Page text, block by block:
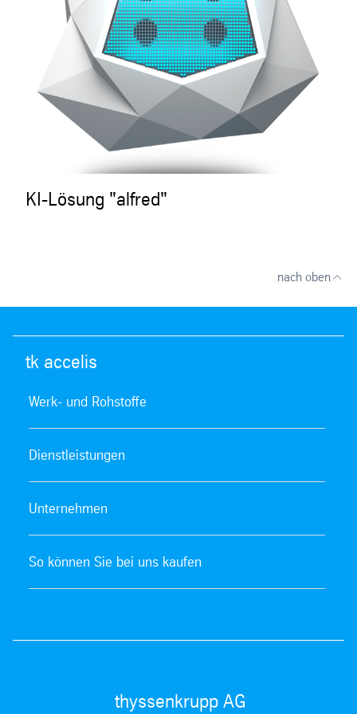
KI-Lösung "alfred"
nach oben
tk accelis
Werk- und Rohstoffe
Dienstleistungen
Unternehmen
So können Sie bei uns kaufen
thyssenkrupp AG